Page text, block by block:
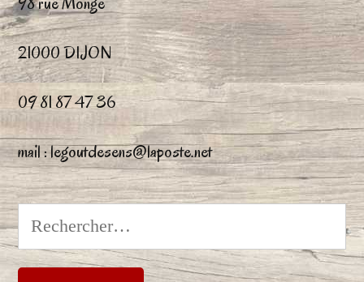
21000 DIJON
09 81 87 47 36
mail : legoutdesens@laposte.net
Rechercher :